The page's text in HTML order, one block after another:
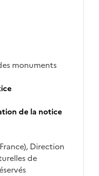
monuments
de la notice
Direction
de